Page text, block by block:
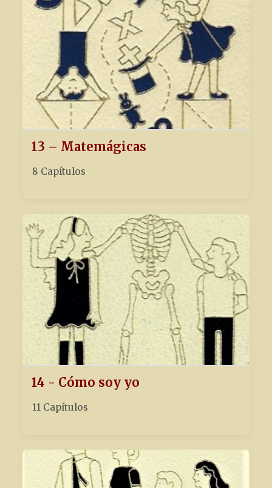
13 – Matemágicas
8 Capítulos
14 - Cómo soy yo
11 Capítulos